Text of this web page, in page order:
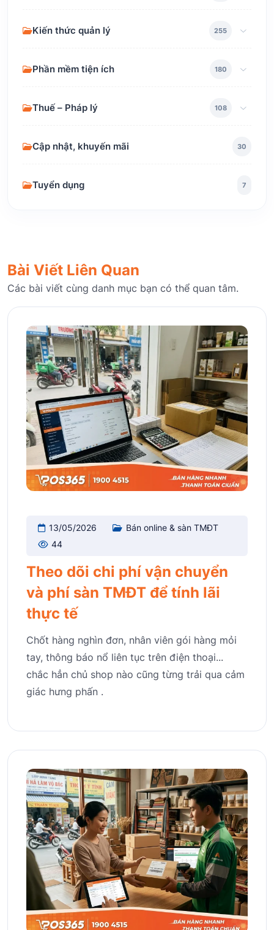
Kiến thức quản lý 255
Phần mềm tiện ích 180
Thuế – Pháp lý 108
Cập nhật, khuyến mãi 30
Tuyển dụng 7
Bài Viết Liên Quan
Các bài viết cùng danh mục bạn có thể quan tâm.
13/05/2026
Bán online & sàn TMĐT
44
Theo dõi chi phí vận chuyển
và phí sàn TMĐT để tính lãi
thực tế
Chốt hàng nghìn đơn, nhân viên gói hàng mỏi
tay, thông báo nổ liên tục trên điện thoại...
chắc hẳn chủ shop nào cũng từng trải qua cảm
giác hưng phấn .